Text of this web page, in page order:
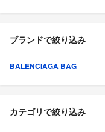
ブランドで絞り込み
BALENCIAGA BAG
カテゴリで絞り込み